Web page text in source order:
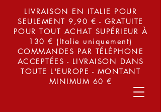
LIVRAISON EN ITALIE POUR
SEULEMENT 9,90 € - GRATUITE
POUR TOUT ACHAT SUPÉRIEUR À
130 € (Italie uniquement)
COMMANDES PAR TÉLÉPHONE
ACCEPTÉES - LIVRAISON DANS
TOUTE L'EUROPE - MONTANT
MINIMUM 60 €